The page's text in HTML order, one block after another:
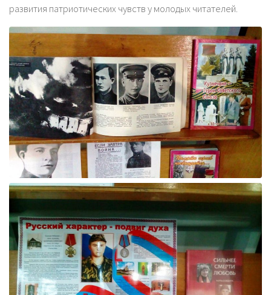
развития патриотических чувств у молодых читателей.